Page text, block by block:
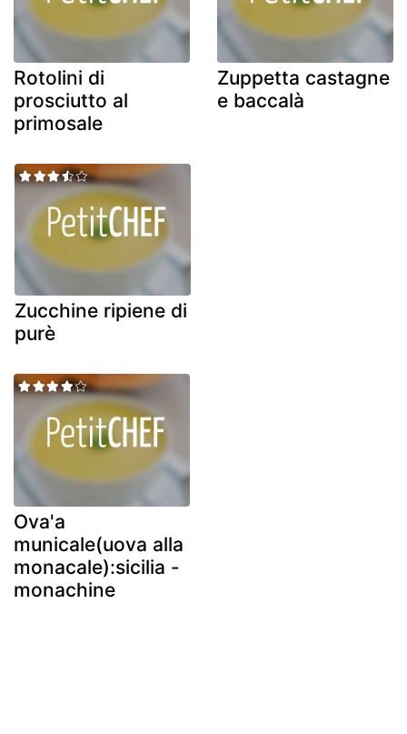
Rotolini di
prosciutto al
primosale
Zuppetta castagne
e baccalà
Zucchine ripiene di
purè
Ova'a
municale(uova alla
monacale):sicilia -
monachine